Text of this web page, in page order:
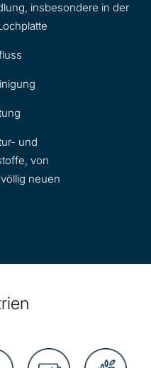
insbesondere in der
und
von
neuen